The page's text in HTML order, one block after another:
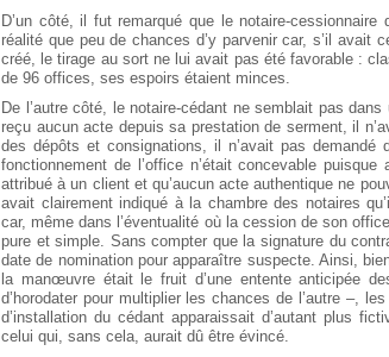
D’un côté, il fut remarqué que le notaire-
réalité que peu de chances d’y parvenir car, s’il avait
créé, le tirage au sort ne lui avait pas été favorable :
de 96 offices, ses espoirs étaient minces.
De l’autre côté, le notaire-cédant ne semblait pas
reçu aucun acte depuis sa prestation de serment, il
des dépôts et consignations, il n’avait pas
fonctionnement de l’office n’était concevable
attribué à un client et qu’aucun acte authentique ne
avait clairement indiqué à la chambre des notaires
car, même dans l’éventualité où la cession de son
pure et simple. Sans compter que la signature du
date de nomination pour apparaître suspecte. Ainsi,
la manœuvre était le fruit d’une entente anticipée
d’horodater pour multiplier les chances de l’autre –,
d’installation du cédant apparaissait d’autant plus
celui qui, sans cela, aurait dû être évincé.